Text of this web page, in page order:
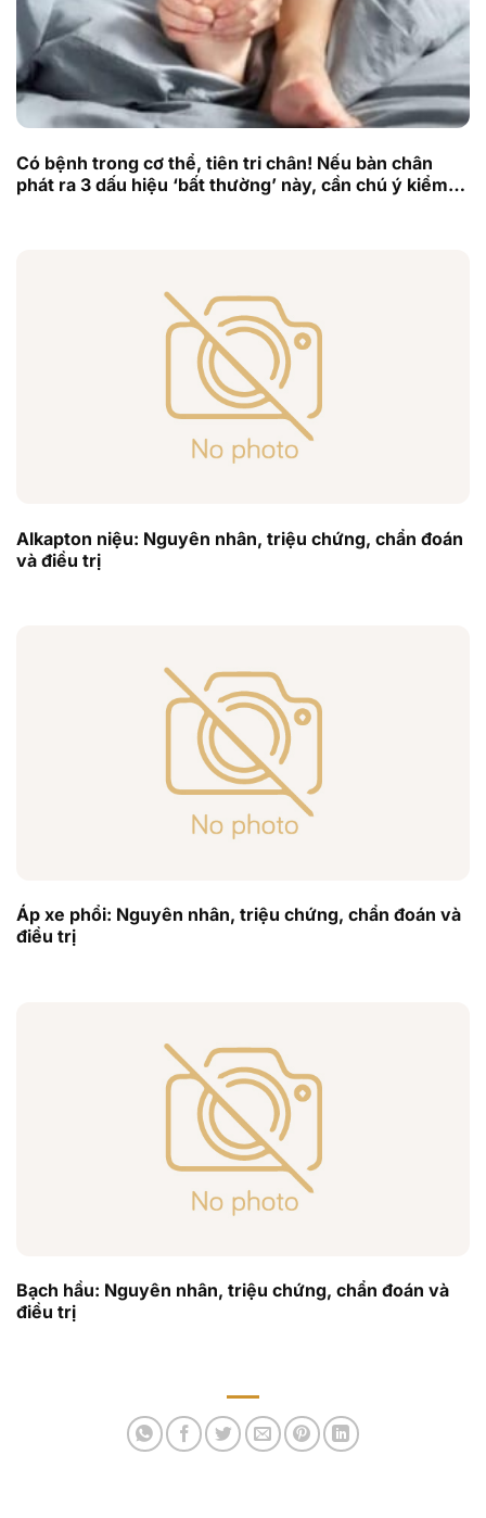
Có bệnh trong cơ thể, tiên tri chân! Nếu bàn chân
phát ra 3 dấu hiệu ‘bất thường’ này, cần chú ý kiểm
Alkapton niệu: Nguyên nhân, triệu chứng, chẩn đoán
và điều trị
Áp xe phổi: Nguyên nhân, triệu chứng, chẩn đoán và
điều trị
Bạch hầu: Nguyên nhân, triệu chứng, chẩn đoán và
điều trị